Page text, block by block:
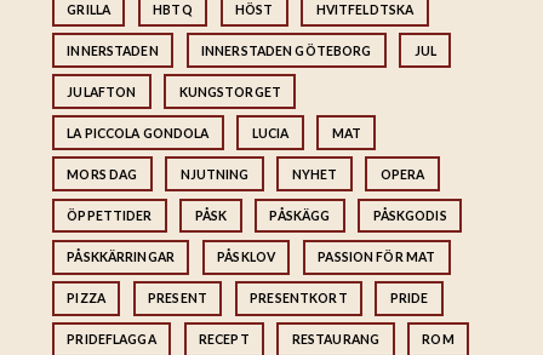
GRILLA HBTQ HÖST HVITFELDTSKA
INNERSTADEN INNERSTADEN GÖTEBORG JUL
JULAFTON KUNGSTORGET
LA PICCOLA GONDOLA LUCIA MAT
MORS DAG NJUTNING NYHET OPERA
ÖPPETTIDER PÅSK PÅSKÄGG PÅSKGODIS
PÅSKKÄRRINGAR PÅSKLOV PASSION FÖR MAT
PIZZA PRESENT PRESENTKORT PRIDE
PRIDEFLAGGA RECEPT RESTAURANG ROM